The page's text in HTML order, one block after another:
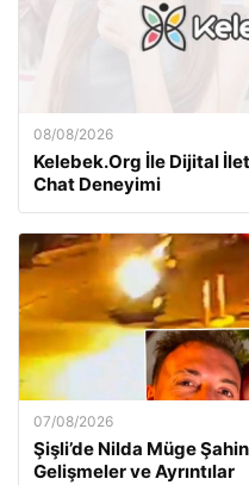
08/08/2026
Kelebek.Org İle Dijital
Chat Deneyimi
07/08/2026
Şişli’de Nilda Müge
Gelişmeler ve Ayrıntılar